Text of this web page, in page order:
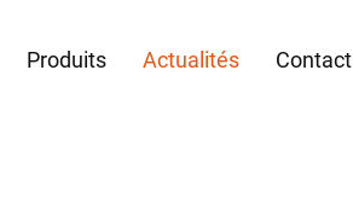
Produits Actualités Contact